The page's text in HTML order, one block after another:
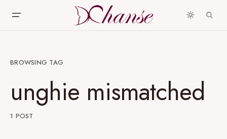
BROWSING TAG
unghie mismatched
1 POST